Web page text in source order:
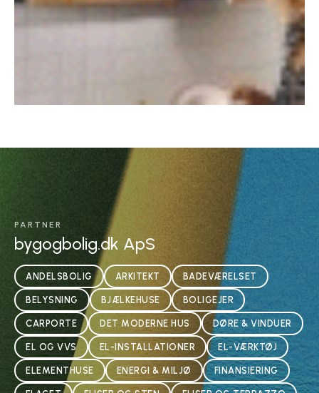
PARTNER
bygogbolig.dk ApS
ANDELSBOLIG ARKITEKT BADEVÆRELSET
BELYSNING BJÆLKEHUSE BOLIGEJER
CARPORTE DET MODERNE HUS DØRE & VINDUER
EL OG VVS EL-INSTALLATIONER EL-VÆRKTØJ
ELEMENTHUSE ENERGI & MILJØ FINANSIERING